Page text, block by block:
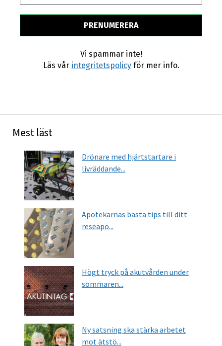
Vi spammar inte!
Läs vår integritetspolicyför mer info.
Mest läst
Drönare med hjärtstartare i
livräddande...
Apotekarnas bästa tips till ditt
reseapo...
Högt tryck på akutvården under
sommaren...
Ny satsning ska stärka arbetet
mot ätstö...